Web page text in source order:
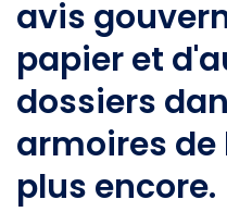
avis
papier et
dossiers
armoires de
plus encore.